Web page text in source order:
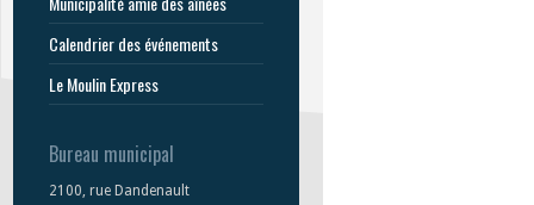
Calendrier des événements
Le Moulin Express
Bureau municipal
2100, rue Dandenault